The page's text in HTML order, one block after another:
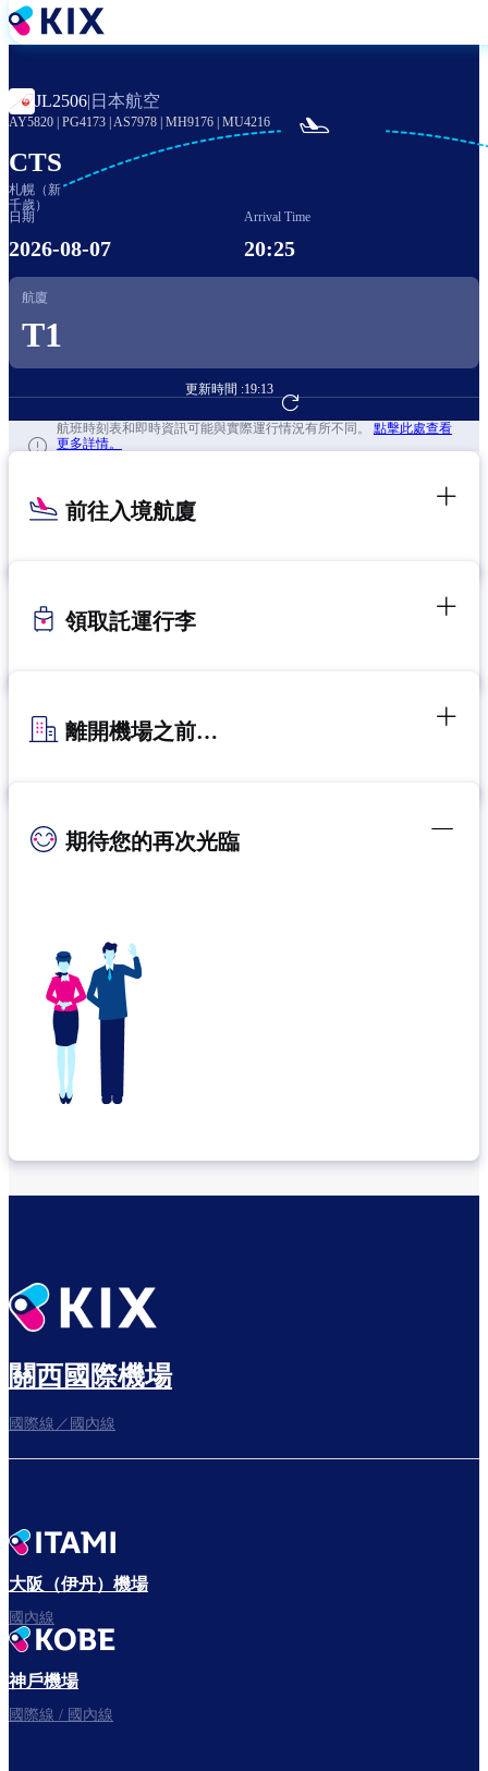
移
至
內
容
JL2506| 日本航空
AY5820 PG4173 AS7978 MH9176 MU4216
CTS
札幌（新
千歲）

日期
2026-08-07
Arrival Time
20:25
航廈
T1
更新時間 :19:13
前往航班預訂
航班時刻表和即時資訊可能與實際運行情況有所不同。 點擊此處查看
更多詳情。
前往入境航廈
領取託運行李
離開機場之前…
期待您的再次光臨
關西國際機場
國際線／國內線
大阪（伊丹）機場
國內線
神戶機場
國際線 / 國內線